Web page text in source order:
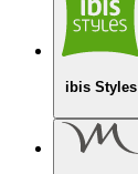
ibis Styles